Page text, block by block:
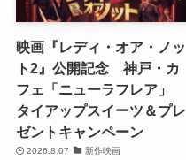
映画『レディ・オア・ノッ
ト2』公開記念 神戸・カ
フェ「ニューラフレア」
タイアップスイーツ＆プレ
ゼントキャンペーン
2026.8.07 新作映画